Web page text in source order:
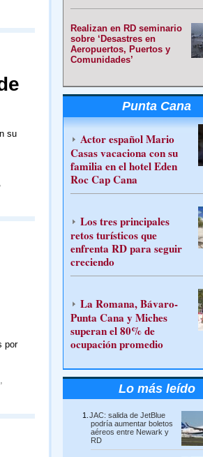
su
por
,
Realizan en RD seminario
sobre ‘Desastres en
Aeropuertos, Puertos y
Comunidades’
Punta Cana
Actor español Mario
Casas vacaciona con su
familia en el hotel Eden
Roc Cap Cana
Los tres principales
retos turísticos que
enfrenta RD para seguir
creciendo
La Romana, Bávaro-
Punta Cana y Miches
superan el 80% de
ocupación promedio
Lo más leído
JAC: salida de JetBlue
podría aumentar boletos
aéreos entre Newark y
RD